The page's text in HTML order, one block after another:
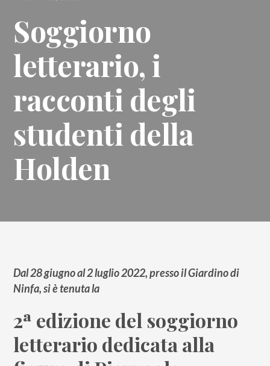
Soggiorno
letterario, i
racconti degli
studenti della
Holden
Dal 28 giugno al 2 luglio 2022, presso il Giardino di
Ninfa, si è tenuta la
2ª edizione del soggiorno
letterario dedicata alla